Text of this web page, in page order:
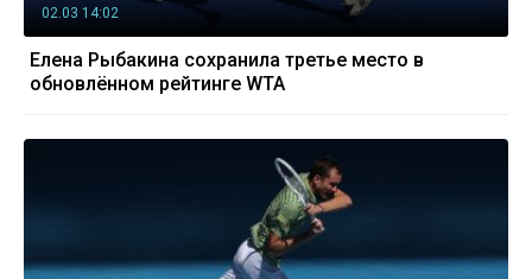
02.03 14:02
Елена Рыбакина сохранила третье место в
обновлённом рейтинге WTA